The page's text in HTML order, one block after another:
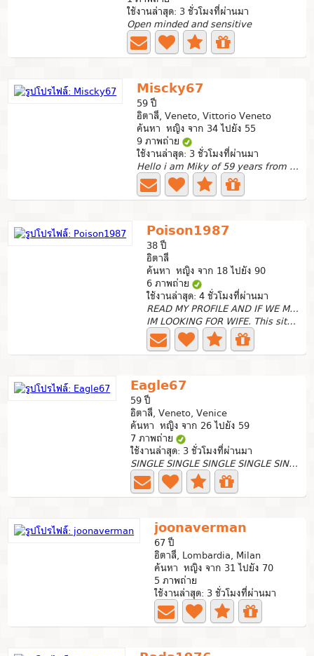
ใช้งานล่าสุด: 3 ชั่วโมงที่ผ่านมา
Open minded and sensitive
Miscky67
59 ปี
อิตาลี, Veneto, Vittorio Veneto
ค้นหา หญิง จาก 34 ไปยัง 55
9 ภาพถ่าย
ใช้งานล่าสุด: 3 ชั่วโมงที่ผ่านมา
Hello i am Miky of 59 years from Italy i look for a...
Poison1987
38 ปี
อิตาลี
ค้นหา หญิง จาก 18 ไปยัง 90
6 ภาพถ่าย
ใช้งานล่าสุด: 4 ชั่วโมงที่ผ่านมา
READ MY PROFILE AND IF WE MATCH ADD ME LINE
IM LOOKING FOR WIFE. This site Is funny.... If i talk...
Eagle67
59 ปี
อิตาลี, Veneto, Venice
ค้นหา หญิง จาก 26 ไปยัง 59
7 ภาพถ่าย
ใช้งานล่าสุด: 3 ชั่วโมงที่ผ่านมา
SINGLE SINGLE SINGLE SINGLE SINGLE 59 years from Italy...
joonaverman
67 ปี
อิตาลี, Lombardia, Milan
ค้นหา หญิง จาก 31 ไปยัง 70
5 ภาพถ่าย
ใช้งานล่าสุด: 3 ชั่วโมงที่ผ่านมา